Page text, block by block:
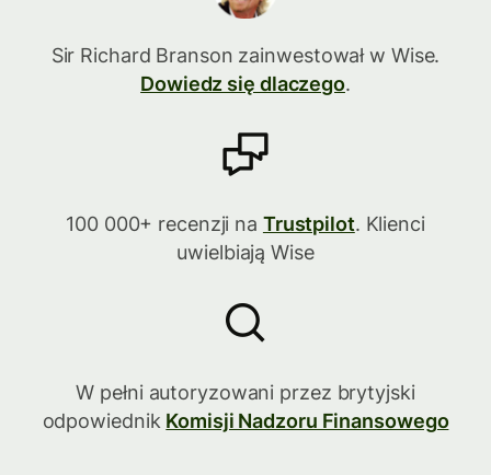
Sir Richard Branson zainwestował w Wise.
Dowiedz się dlaczego.
100 000+ recenzji na Trustpilot. Klienci
uwielbiają Wise
W pełni autoryzowani przez brytyjski
odpowiednik Komisji Nadzoru Finansowego